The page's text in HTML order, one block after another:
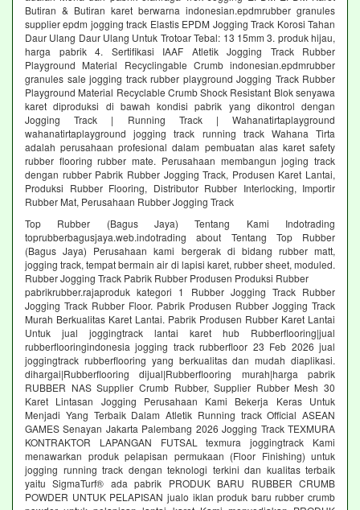
Butiran & Butiran karet berwarna indonesian.epdmrubber granules
supplier epdm jogging track Elastis EPDM Jogging Track Korosi Tahan
Daur Ulang Daur Ulang Untuk Trotoar Tebal: 13 15mm 3. produk hijau,
harga pabrik 4. Sertifikasi IAAF Atletik Jogging Track Rubber
Playground Material Recyclingable Crumb indonesian.epdmrubber
granules sale jogging track rubber playground Jogging Track Rubber
Playground Material Recyclable Crumb Shock Resistant Blok senyawa
karet diproduksi di bawah kondisi pabrik yang dikontrol dengan
Jogging Track | Running Track | Wahanatirtaplayground
wahanatirtaplayground jogging track running track Wahana Tirta
adalah perusahaan profesional dalam pembuatan alas karet safety
rubber flooring rubber mate. Perusahaan membangun joging track
dengan rubber Pabrik Rubber Jogging Track, Produsen Karet Lantai,
Produksi Rubber Flooring, Distributor Rubber Interlocking, Importir
Rubber Mat, Perusahaan Rubber Jogging Track
Top Rubber (Bagus Jaya) Tentang Kami Indotrading
toprubberbagusjaya.web.indotrading about Tentang Top Rubber
(Bagus Jaya) Perusahaan kami bergerak di bidang rubber matt,
jogging track, tempat bermain air di lapisi karet, rubber sheet, moduled.
Rubber Jogging Track Pabrik Rubber Produsen Produksi Rubber
pabrikrubber.rajaproduk kategori 1 Rubber Jogging Track Rubber
Jogging Track Rubber Floor. Pabrik Produsen Rubber Jogging Track
Murah Berkualitas Karet Lantai. Pabrik Produsen Rubber Karet Lantai
Untuk jual joggingtrack lantai karet hub Rubberflooring|jual
rubberflooringindonesia jogging track rubberfloor 23 Feb 2026 jual
joggingtrack rubberflooring yang berkualitas dan mudah diaplikasi.
dihargai|Rubberflooring dijual|Rubberflooring murah|harga pabrik
RUBBER NAS Supplier Crumb Rubber, Supplier Rubber Mesh 30
Karet Lintasan Jogging Perusahaan Kami Bekerja Keras Untuk
Menjadi Yang Terbaik Dalam Atletik Running track Official ASEAN
GAMES Senayan Jakarta Palembang 2026 Jogging Track TEXMURA
KONTRAKTOR LAPANGAN FUTSAL texmura joggingtrack Kami
menawarkan produk pelapisan permukaan (Floor Finishing) untuk
jogging running track dengan teknologi terkini dan kualitas terbaik
yaitu SigmaTurf® ada pabrik PRODUK BARU RUBBER CRUMB
POWDER UNTUK PELAPISAN jualo iklan produk baru rubber crumb